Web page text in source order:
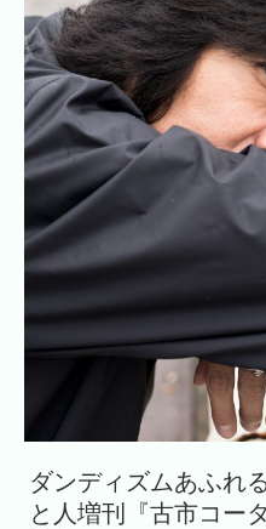
ダンディズムあふれ
と人増刊『古市コー